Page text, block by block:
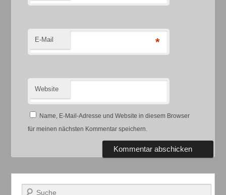
E-Mail *
Website
Name, E-Mail-Adresse und Website in diesem Browser
für meinen nächsten Kommentar speichern.
Suchen